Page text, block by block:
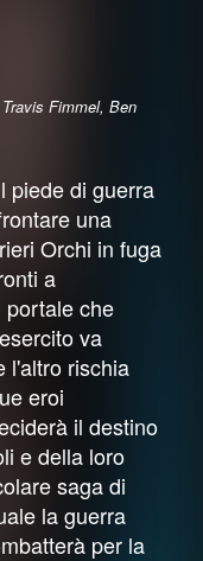
Fimmel, Ben
piede di guerra
una
Orchi in fuga
a
portale che
va
l'altro rischia
eroi
il destino
e della loro
saga di
la guerra
per la